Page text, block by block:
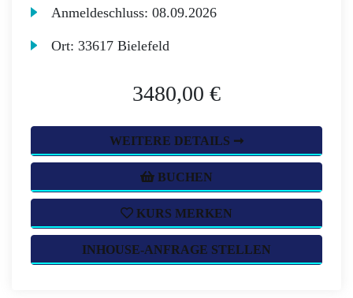
Anmeldeschluss:08.09.2026
Ort:33617 Bielefeld
3480,00 €
WEITERE DETAILS ➞
BUCHEN
KURS MERKEN
INHOUSE-ANFRAGE STELLEN